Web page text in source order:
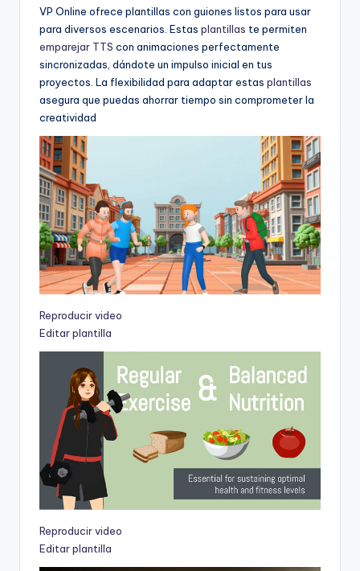
VP Online ofrece plantillas con guiones listos para usar
para diversos escenarios. Estas plantillas te permiten
emparejar TTS con animaciones perfectamente
sincronizadas, dándote un impulso inicial en tus
proyectos. La flexibilidad para adaptar estas plantillas
asegura que puedas ahorrar tiempo sin comprometer la
creatividad
Reproducir video
Editar plantilla
Reproducir video
Editar plantilla